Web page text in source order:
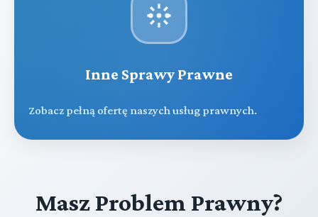
Inne Sprawy Prawne
Zobacz pełną ofertę naszych usług prawnych.
Masz Problem Prawny?